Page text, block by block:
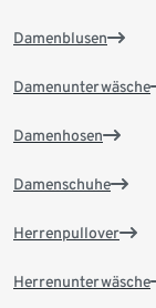
Damenblusen
Damenunterwäsche
Damenhosen
Damenschuhe
Herrenpullover
Herrenunterwäsche